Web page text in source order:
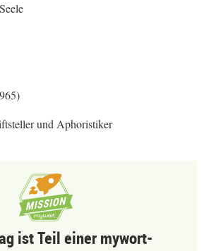
und Aphoristiker
ist Teil einer mywort-